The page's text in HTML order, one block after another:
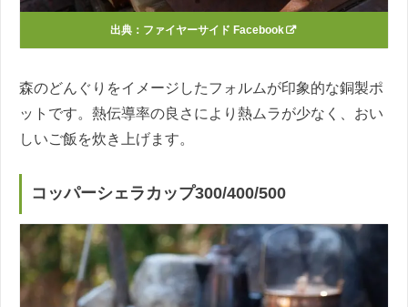
出典： ファイヤーサイド Facebook
森のどんぐりをイメージしたフォルムが印象的な銅製ポ
ットです。熱伝導率の良さにより熱ムラが少なく、おい
しいご飯を炊き上げます。
コッパーシェラカップ300/400/500